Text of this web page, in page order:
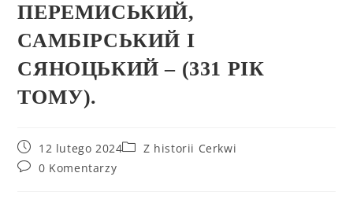
ПЕРЕМИСЬКИЙ,
САМБІРСЬКИЙ І
СЯНОЦЬКИЙ – (331 РІК
ТОМУ).
12 lutego 2024
Z historii Cerkwi
0 Komentarzy